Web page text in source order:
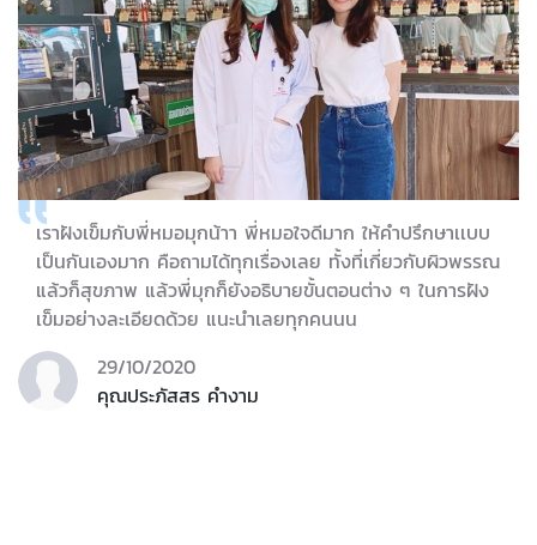
คุณอุ้ม ศศินันท์ อายุ 22 นักศึกษา มีอาการปวดสะบัก บ่า มี
ลมในท้องหลังทานข้าว "ตั้งแต่มาทำที่นี่ อาการเริ่มดีขึ้น ปวด
ตามจุดต่างๆ เริ่มลดลง คุณหมอที่นี่ใจดีมาก ปวดเยอะหลาย
ที่ไม่มีบ่น รักษาให้ทุกจุดที่คนไข้ปวด คุณหมอมีความใส่ใจ
อยากให้คนไข้หาย ขอบคุณที่นี่และคุณหมอมากค่ะ"
08/10/2018